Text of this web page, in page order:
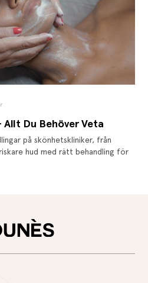
Du Behöver Veta
på skönhetskliniker, från
hud med rätt behandling för